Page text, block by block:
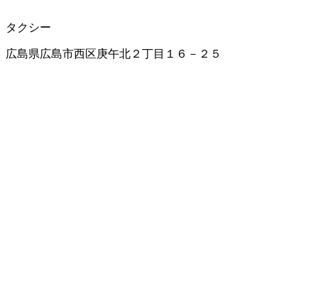
タクシー
広島県広島市西区庚午北２丁目１６－２５